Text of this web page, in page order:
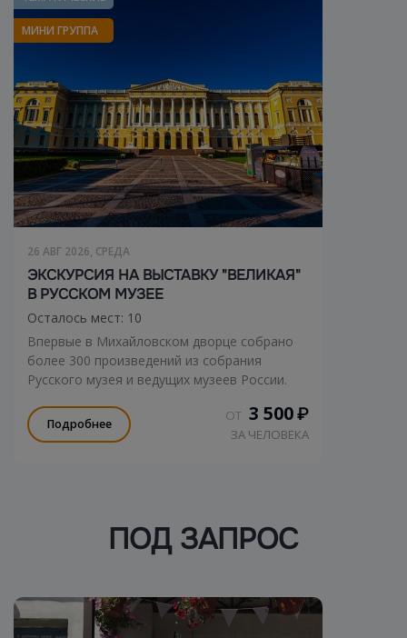
МИНИ ГРУППА
26 АВГ 2026, СРЕДА
ЭКСКУРСИЯ НА ВЫСТАВКУ "ВЕЛИКАЯ"
В РУССКОМ МУЗЕЕ
Осталось мест: 10
Впервые в Михайловском дворце собрано
более 300 произведений из собрания
Русского музея и ведущих музеев России.
Подробнее ОТ 3 500₽
ЗА ЧЕЛОВЕКА
ПОД ЗАПРОС